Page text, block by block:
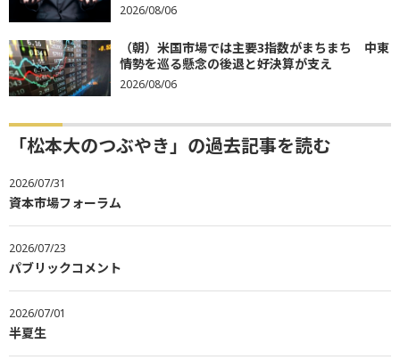
2026/08/06
（朝）米国市場では主要3指数がまちまち 中東
情勢を巡る懸念の後退と好決算が支え
2026/08/06
「松本大のつぶやき」の過去記事を読む
2026/07/31
資本市場フォーラム
2026/07/23
パブリックコメント
2026/07/01
半夏生